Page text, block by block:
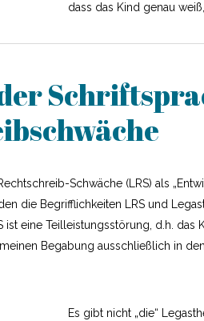
dass das Kind genau
Schwäche (LRS) als
die Begrifflichkeiten LRS und
ist eine Teilleistungsstörung, d.h.
Begabung ausschließlich in
Es gibt nicht „die“